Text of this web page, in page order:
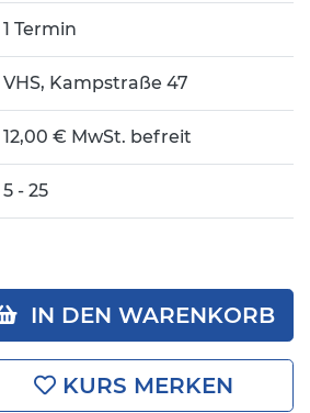
1 Termin
VHS, Kampstraße 47
12,00 € MwSt. befreit
5 - 25
IN DEN WARENKORB
KURS MERKEN